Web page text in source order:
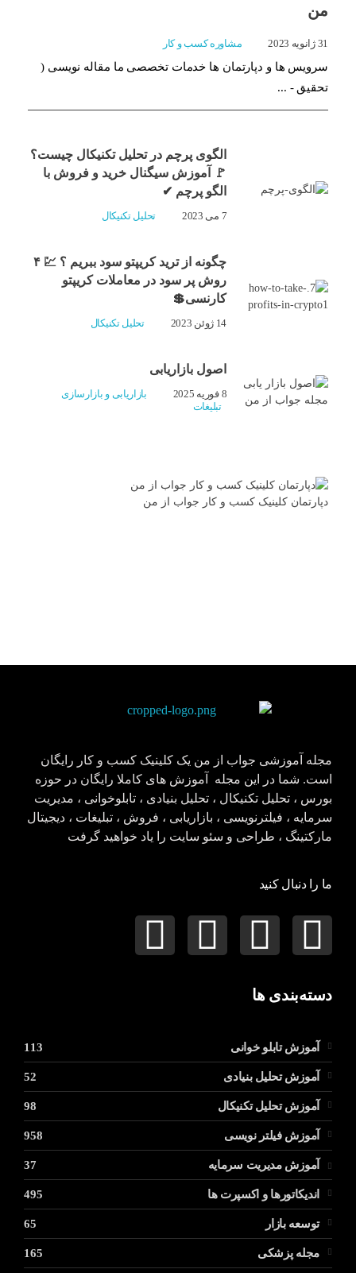
من
31 ژانویه 2023 مشاوره کسب و کار
سرویس ها و دپارتمان ها خدمات تخصصی ما مقاله نویسی (
تحقیق - ...
الگوی پرچم در تحلیل تکنیکال چیست؟
🚩 آموزش سیگنال خرید و فروش با
الگو پرچم ✔
7 می 2023 تحلیل تکنیکال
چگونه از ترید کریپتو سود ببریم ؟ 💹 ۴
روش پر سود در معاملات کریپتو
کارنسی💲
14 ژوئن 2023 تحلیل تکنیکال
اصول بازاریابی
8 فوریه 2025
بازاریابی و بازارسازی
تبلیغات
دپارتمان کلینیک کسب و کار جواب از من
مجله آموزشی جواب از من یک کلینیک کسب و کار رایگان
است. شما در این مجله آموزش های کاملا رایگان در حوزه
بورس ، تحلیل تکنیکال ، تحلیل بنیادی ، تابلوخوانی ، مدیریت
سرمایه ، فیلترنویسی ، بازاریابی ، فروش ، تبلیغات ، دیجیتال
مارکتینگ ، طراحی و سئو سایت را یاد خواهید گرفت
ما را دنبال کنید
دسته‌بندی ها
آموزش تابلو خوانی 113
آموزش تحلیل بنیادی 52
آموزش تحلیل تکنیکال 98
آموزش فیلتر نویسی 958
آموزش مدیریت سرمایه 37
اندیکاتورها و اکسپرت ها 495
توسعه بازار 65
مجله پزشکی 165